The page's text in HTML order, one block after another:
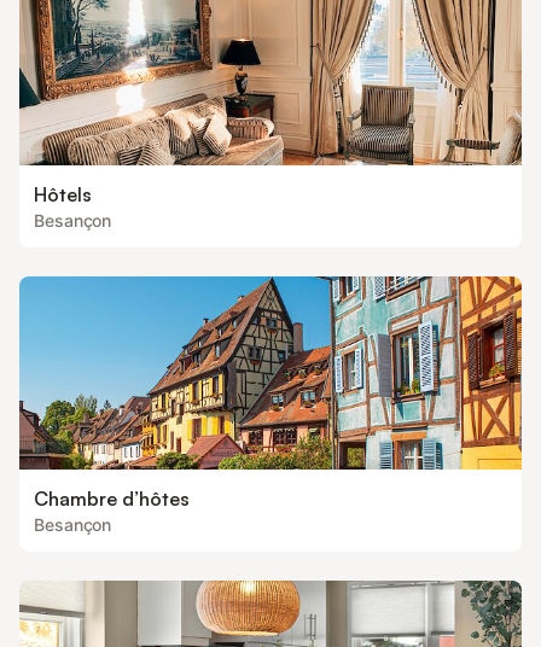
Hôtels
Besançon
Chambre d’hôtes
Besançon